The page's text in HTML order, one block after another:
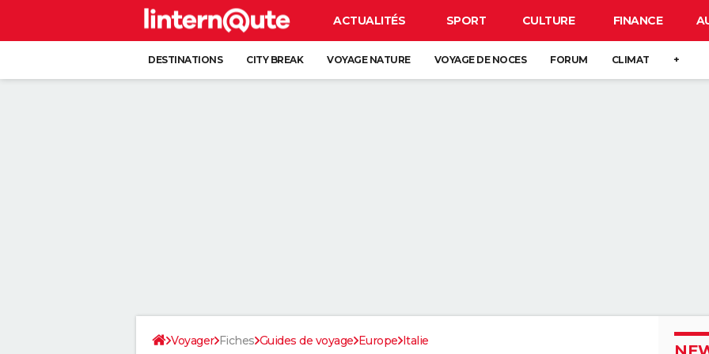
ACTUALITÉS SPORT CULTURE FINANCE
DESTINATIONS CITY BREAK VOYAGE NATURE VOYAGE DE NOCES FORUM CLIMAT +
Voyager Fiches Guides de voyage Europe Italie